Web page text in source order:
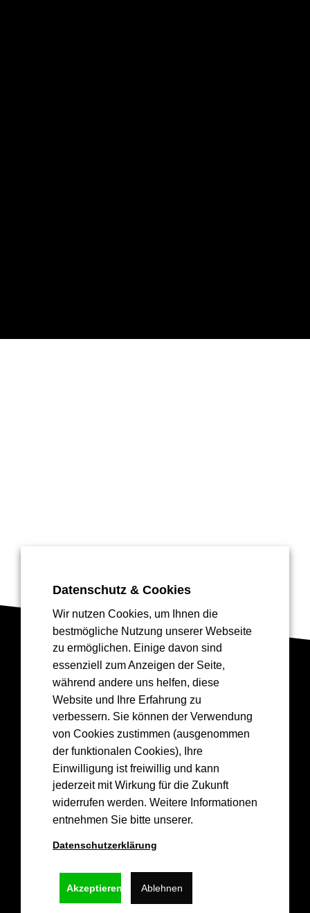
Drea
mGreen
💚
🏀
💚
Kontakt
info@epgbasketskoblenz.de
Hochstr. 36,
Datenschutz & Cookies
Wir nutzen Cookies, um Ihnen die
bestmögliche Nutzung unserer Webseite
zu ermöglichen. Einige davon sind
essenziell zum Anzeigen der Seite,
während andere uns helfen, diese
Website und Ihre Erfahrung zu
verbessern. Sie können der Verwendung
von Cookies zustimmen (ausgenommen
der funktionalen Cookies), Ihre
Einwilligung ist freiwillig und kann
jederzeit mit Wirkung für die Zukunft
widerrufen werden. Weitere Informationen
entnehmen Sie bitte unserer.
Datenschutzerklärung
Akzeptieren Ablehnen